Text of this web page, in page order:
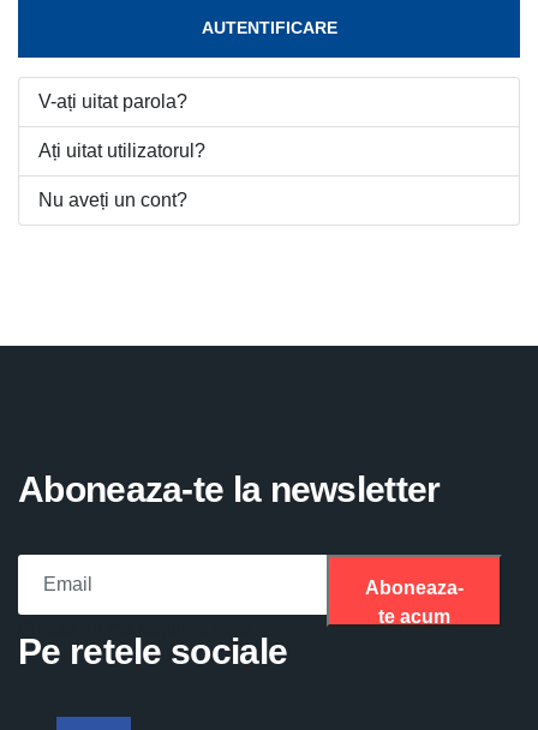
AUTENTIFICARE
V-ați uitat parola?
Ați uitat utilizatorul?
Nu aveți un cont?
Aboneaza-te la newsletter
Aboneaza-
te acum
Pe retele sociale